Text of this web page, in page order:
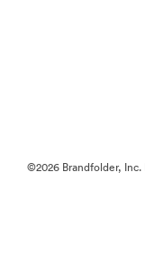
©2026 Brandfolder,